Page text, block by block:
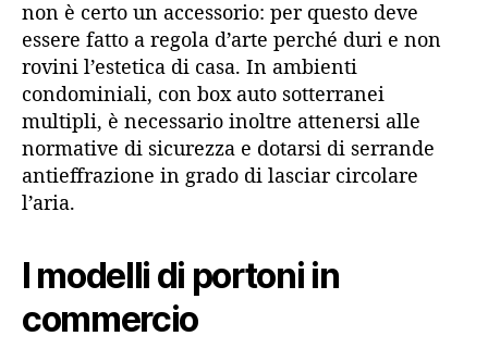
non è certo un accessorio: per questo deve
essere fatto a regola d’arte perché duri e non
rovini l’estetica di casa. In ambienti
condominiali, con box auto sotterranei
multipli, è necessario inoltre attenersi alle
normative di sicurezza e dotarsi di serrande
antieffrazione in grado di lasciar circolare
l’aria.
I modelli di portoni in
commercio